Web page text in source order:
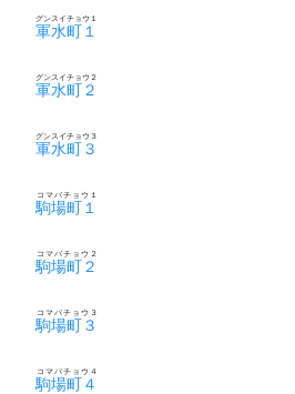
軍水町１
グンスイチョウ１
軍水町２
グンスイチョウ２
軍水町３
グンスイチョウ３
駒場町１
コマバチョウ１
駒場町２
コマバチョウ２
駒場町３
コマバチョウ３
駒場町４
コマバチョウ４